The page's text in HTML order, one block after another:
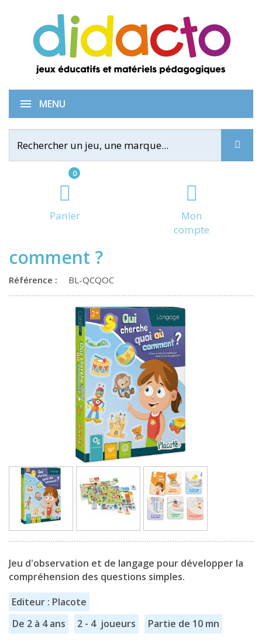
0
Panier
Mon
compte
MENU
Qui cherche quoi où
comment ?
Référence : BL-QCQOC
Jeu d'observation et de langage pour développer la
compréhension des questions simples.
Editeur : Placote
De 2 à 4 ans
2 - 4 joueurs Partie de 10 mn